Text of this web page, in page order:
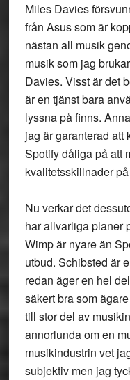
Miles Davies
från Asus som är
nästan all musik
musik som jag
Davies. Visst är det
är en tjänst bara
lyssna på finns.
jag är garanterad att
Spotify dåliga på att
kvalitetsskillnader
Nu verkar det
har allvarliga planer
Wimp är nyare än
utbud. Schibsted är
redan äger en hel
säkert bra som
till stor del av
annorlunda om en
musikindustrin vet
subjektiv men jag